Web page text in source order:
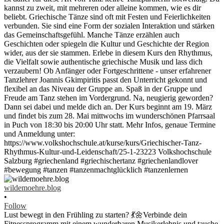
wildemoehre.blog
•
Follow
Lust bewegt in den Frühling zu starten? 💃🌼Verbinde dein